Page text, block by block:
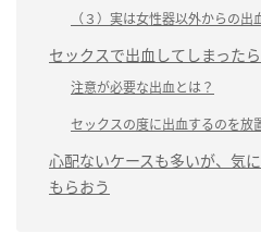
（３）実は女性器以外からの出
セックスで出血してしまった
注意が必要な出血とは？
セックスの度に出血するのを放
心配ないケースも多いが、気
もらおう